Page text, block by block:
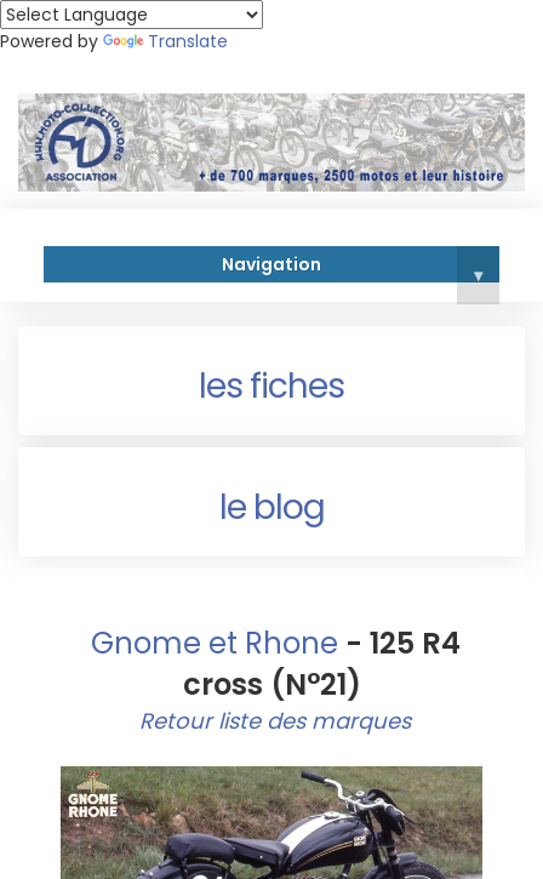
Powered by Translate
Navigation ▾
les fiches
le blog
Gnome et Rhone - 125 R4
cross (N°21)
Retour liste des marques